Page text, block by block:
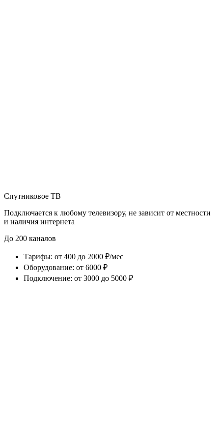
Спутниковое ТВ
Подключается к любому телевизору, не зависит от местности
и наличия интернета
До 200 каналов
Тарифы: от 400 до 2000 ₽/мес
Оборудование: от 6000 ₽
Подключение: от 3000 до 5000 ₽